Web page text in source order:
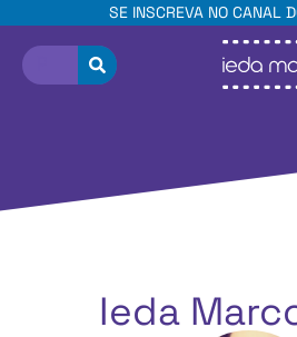
SE INSCREVA NO CANAL
Ieda